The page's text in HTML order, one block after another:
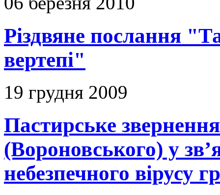
Різдвяне послання
вертепі"
19 грудня 2009
Пастирське
(Вороновського) у
небезпечного вірусу